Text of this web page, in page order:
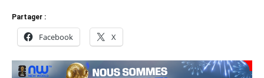
Partager :
Facebook X